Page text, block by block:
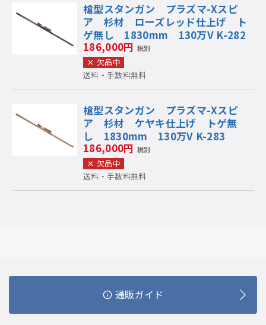
槍型スタンガン プラズマ-Xスピ
ア 杉材 ローズレッド仕上げ ト
ゲ無し 1830mm 130万V K-282
186,000円 税別
欠品中
送料・手数料無料
槍型スタンガン プラズマ-Xスピ
ア 杉材 ケヤキ仕上げ トゲ無
し 1830mm 130万V K-283
186,000円 税別
欠品中
送料・手数料無料
通販ガイド